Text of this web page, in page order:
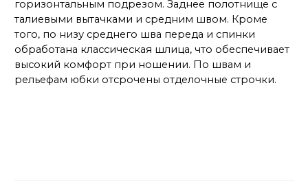
горизонтальным подрезом. Заднее полотнище с
талиевыми вытачками и средним швом. Кроме
того, по низу среднего шва переда и спинки
обработана классическая шлица, что обеспечивает
высокий комфорт при ношении. По швам и
рельефам юбки отсрочены отделочные строчки.